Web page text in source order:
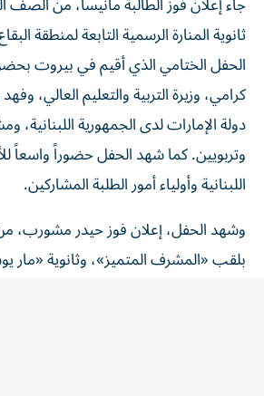
ثانوية المنارة الرسمية التابعة لمنطقة
الحفل الختامي الذي أقيم في بيروت
كرامي، وزيرة التربية والتعليم العالي،
دولة الإمارات لدى الجمهورية اللبنانية،
وتربويين. كما شهد الحفل حضوراً واسعاً
اللبنانية وأولياء أمور الطلبة المشاركين.
بلقب «المشرف المتميز»، وثانوية «مار
منطقة زحلة «المدرسة المتميزة».